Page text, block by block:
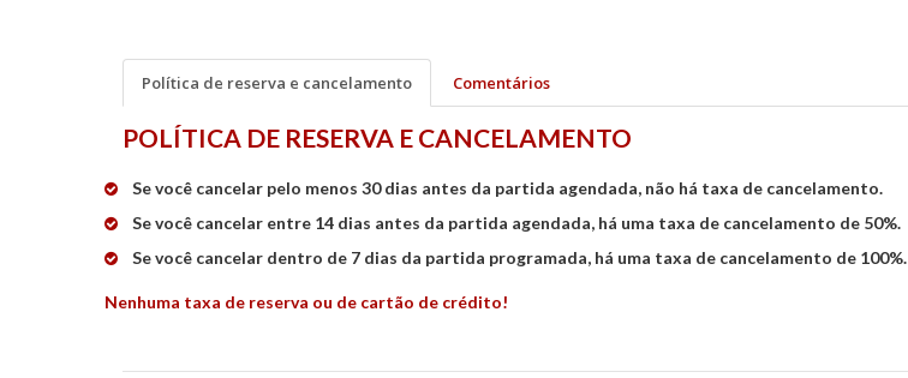
Política de reserva e cancelamento Comentários
POLÍTICA DE RESERVA E CANCELAMENTO
Se você cancelar pelo menos 30 dias antes da partida agendada, não há taxa de cancelamento.
Se você cancelar entre 14 dias antes da partida agendada, há uma taxa de cancelamento de 50%.
Se você cancelar dentro de 7 dias da partida programada, há uma taxa de cancelamento de 100%.
Nenhuma taxa de reserva ou de cartão de crédito!